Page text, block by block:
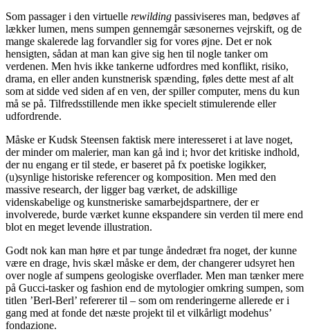
Som passager i den virtuelle rewilding passiviseres man, bedøves af
lækker lumen, mens sumpen gennemgår sæsonernes vejrskift, og de
mange skalerede lag forvandler sig for vores øjne. Det er nok
hensigten, sådan at man kan give sig hen til nogle tanker om
verdenen. Men hvis ikke tankerne udfordres med konflikt, risiko,
drama, en eller anden kunstnerisk spænding, føles dette mest af alt
som at sidde ved siden af en ven, der spiller computer, mens du kun
må se på. Tilfredsstillende men ikke specielt stimulerende eller
udfordrende.
Måske er Kudsk Steensen faktisk mere interesseret i at lave noget,
der minder om malerier, man kan gå ind i; hvor det kritiske indhold,
der nu engang er til stede, er baseret på fx poetiske logikker,
(u)synlige historiske referencer og komposition. Men med den
massive research, der ligger bag værket, de adskillige
videnskabelige og kunstneriske samarbejdspartnere, der er
involverede, burde værket kunne ekspandere sin verden til mere end
blot en meget levende illustration.
Godt nok kan man høre et par tunge åndedræt fra noget, der kunne
være en drage, hvis skæl måske er dem, der changerer udsyret hen
over nogle af sumpens geologiske overflader. Men man tænker mere
på Gucci-tasker og fashion end de mytologier omkring sumpen, som
titlen ’Berl-Berl’ refererer til – som om renderingerne allerede er i
gang med at fonde det næste projekt til et vilkårligt modehus’
fondazione.